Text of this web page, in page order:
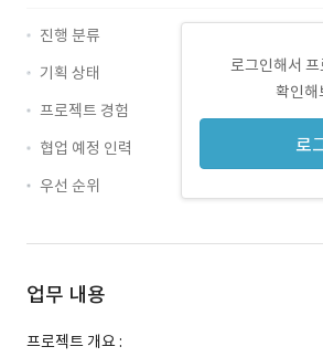
로그인해서
확인해
로
진행 분류
기획 상태
프로젝트 경험
협업 예정 인력
우선 순위
업무 내용
프로젝트 개요 :